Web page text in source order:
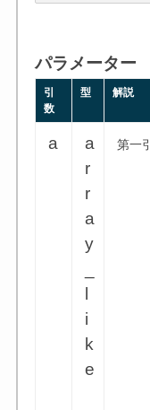
パラメーター
引
数
型 解説
a
a
r
r
a
y
i
k
e
第一